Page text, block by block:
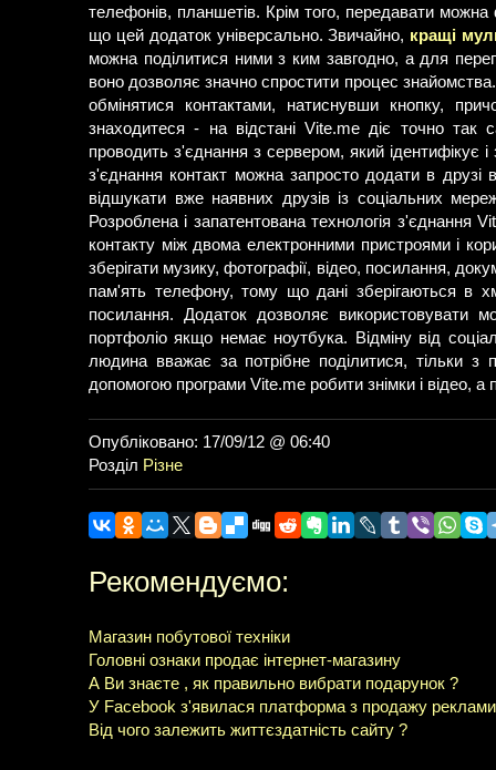
телефонів, планшетів. Крім того, передавати
що цей додаток універсально. Звичайно, кращі
можна поділитися ними з ким завгодно, а для
воно дозволяє значно спростити процес
обмінятися контактами, натиснувши кнопку,
знаходитеся - на відстані Vite.me діє точно
проводить з'єднання з сервером, який ідентифікує
з'єднання контакт можна запросто додати в друзі
відшукати вже наявних друзів із соціальних
Розроблена і запатентована технологія
контакту між двома електронними пристроями і
зберігати музику, фотографії, відео, посилання,
пам'ять телефону, тому що дані зберігаються в
посилання. Додаток дозволяє використовувати
портфоліо якщо немає ноутбука. Відміну від
людина вважає за потрібне поділитися, тільки
допомогою програми Vite.me робити знімки і відео, а
Опубліковано: 17/09/12 @ 06:40
Розділ Різне
Рекомендуємо:
Магазин побутової техніки
Головні ознаки продає інтернет-магазину
А Ви знаєте , як правильно вибрати подарунок ?
У Facebook з'явилася платформа з продажу
Від чого залежить життєздатність сайту ?